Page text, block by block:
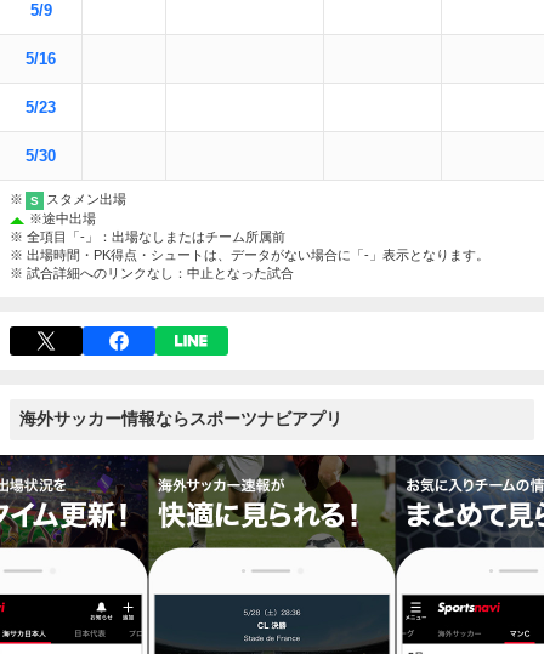
5/9
5/16
5/23
5/30
※ S
スタメン出場
※途中出場
※ 全項目「-」：出場なしまたはチーム所属前
※ 出場時間・PK得点・シュートは、データがない場合に「-」表示となります。
※ 試合詳細へのリンクなし：中止となった試合
海外サッカー情報ならスポーツナビアプリ